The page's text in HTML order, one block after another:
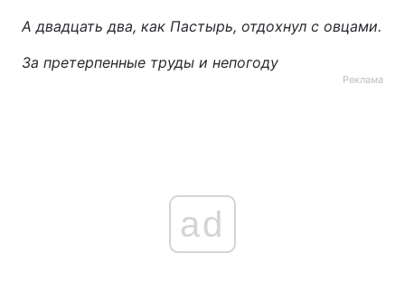
А двадцать два, как Пастырь, отдохнул с овцами.
За претерпенные труды и непогоду
Реклама
ad